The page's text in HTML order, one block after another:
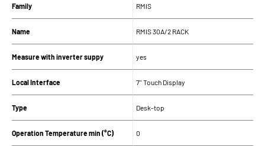
Family
Name
Measure with inverter suppy
Local Interface
Type
Operation Temperature min (°C)
RMIS
RMIS 30A/2 RACK
yes
7'' Touch Display
Desk-top
0